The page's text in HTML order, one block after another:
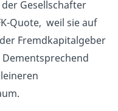
Gesellschafter
Quote, weil sie auf
Fremdkapitalgeber